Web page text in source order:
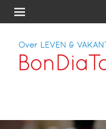
Skip
to
Menu
Vakantie